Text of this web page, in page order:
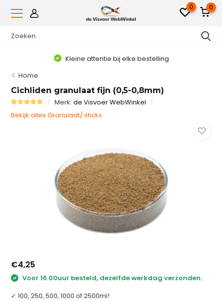
0 0
Kleine attentie bij elke bestelling
Home
Cichliden granulaat fijn (0,5-0,8mm)
Merk:de Visvoer WebWinkel
Bekijk alles Granulaat/ sticks
€4,25
Voor 16.00uur besteld, dezelfde werkdag verzonden.
✓ 100, 250, 500, 1000 of 2500ml!